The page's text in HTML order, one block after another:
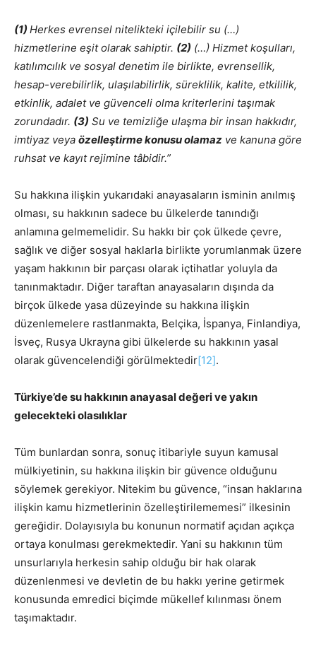
(1)Herkes evrensel nitelikteki içilebilir su (…)
hizmetlerine eşit olarak sahiptir. (2) (…) Hizmet koşulları,
katılımcılık ve sosyal denetim ile birlikte, evrensellik,
hesap-verebilirlik, ulaşılabilirlik, süreklilik, kalite, etkililik,
etkinlik, adalet ve güvenceli olma kriterlerini taşımak
zorundadır. (3) Su ve temizliğe ulaşma bir insan hakkıdır,
imtiyaz veya özelleştirme konusu olamaz ve kanuna göre
ruhsat ve kayıt rejimine tâbidir.”
Su hakkına ilişkin yukarıdaki anayasaların isminin anılmış
olması, su hakkının sadece bu ülkelerde tanındığı
anlamına gelmemelidir. Su hakkı bir çok ülkede çevre,
sağlık ve diğer sosyal haklarla birlikte yorumlanmak üzere
yaşam hakkının bir parçası olarak içtihatlar yoluyla da
tanınmaktadır. Diğer taraftan anayasaların dışında da
birçok ülkede yasa düzeyinde su hakkına ilişkin
düzenlemelere rastlanmakta, Belçika, İspanya, Finlandiya,
İsveç, Rusya Ukrayna gibi ülkelerde su hakkının yasal
olarak güvencelendiği görülmektedir[12].
Türkiye’de su hakkının anayasal değeri ve yakın
gelecekteki olasılıklar
Tüm bunlardan sonra, sonuç itibariyle suyun kamusal
mülkiyetinin, su hakkına ilişkin bir güvence olduğunu
söylemek gerekiyor. Nitekim bu güvence, “insan haklarına
ilişkin kamu hizmetlerinin özelleştirilememesi” ilkesinin
gereğidir. Dolayısıyla bu konunun normatif açıdan açıkça
ortaya konulması gerekmektedir. Yani su hakkının tüm
unsurlarıyla herkesin sahip olduğu bir hak olarak
düzenlenmesi ve devletin de bu hakkı yerine getirmek
konusunda emredici biçimde mükellef kılınması önem
taşımaktadır.